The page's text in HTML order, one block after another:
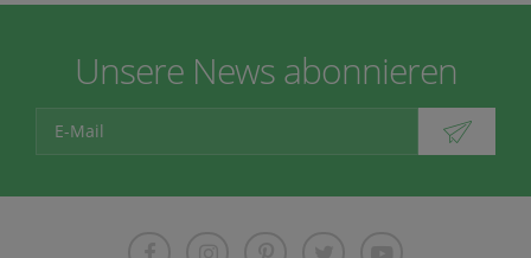
Unsere News abonnieren